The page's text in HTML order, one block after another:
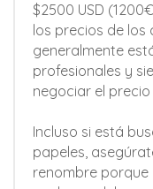
$2500 USD
los precios de
generalmente
profesionales y
negociar el
Incluso si está
papeles,
renombre